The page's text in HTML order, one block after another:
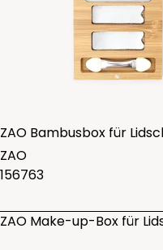
ZAO Bambusbox für
ZAO
156763
ZAO Make-up-Box für